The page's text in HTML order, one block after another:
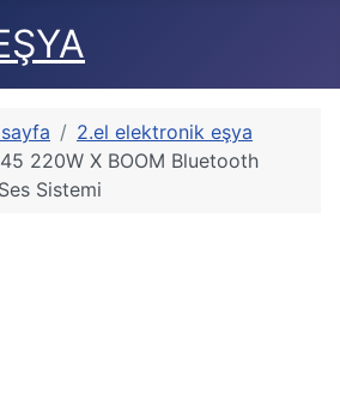
2.el elektronik eşya
220W X BOOM Bluetooth
Sistemi